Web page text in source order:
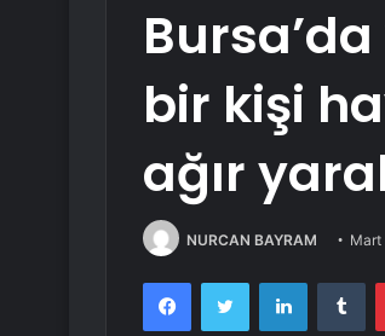
bir kişi
ağır
NURCAN BAYRAM Mart
FacebookTwitter LinkedIn